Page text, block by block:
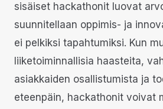
sisäiset hackathonit luovat
suunnitellaan oppimis- ja
ei pelkiksi tapahtumiksi. Kun
liiketoiminnallisia haasteita,
asiakkaiden osallistumista ja
eteenpäin, hackathonit voivat